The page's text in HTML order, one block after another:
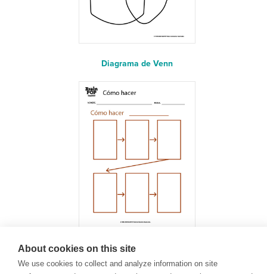
Diagrama de Venn
¿Cómo hacer?
About cookies on this site
We use cookies to collect and analyze information on site